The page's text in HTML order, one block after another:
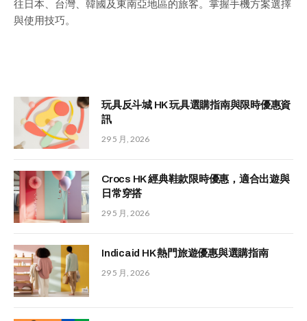
往日本、台灣、韓國及東南亞地區的旅客。掌握手機方案選擇
與使用技巧。
玩具反斗城 HK 玩具選購指南與限時優惠資
訊
29 5 月, 2026
Crocs HK 經典鞋款限時優惠，適合出遊與
日常穿搭
29 5 月, 2026
Indicaid HK 熱門旅遊優惠與選購指南
29 5 月, 2026